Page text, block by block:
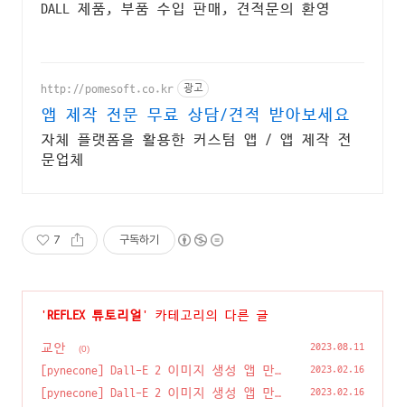
DALL 제품, 부품 수입 판매, 견적문의 환영
http://pomesoft.co.kr 광고
앱 제작 전문 무료 상담/견적 받아보세요
자체 플랫폼을 활용한 커스텀 앱 / 앱 제작 전
문업체
7 구독하기
' REFLEX 튜토리얼 ' 카테고리의 다른 글
교안 (0) 2023.08.11
[pynecone] Dall-E 2 이미지 생성 앱 만들
기④ #State
(1)
2023.02.16
[pynecone] Dall-E 2 이미지 생성 앱 만들
2023.02.16